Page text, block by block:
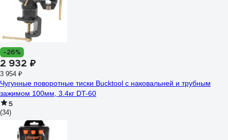
-26%
2 932 ₽
3 954 ₽
Чугунные поворотные тиски Bucktool с наковальней и трубным
зажимом 100мм, 3.4кг DT-60
5
(34)